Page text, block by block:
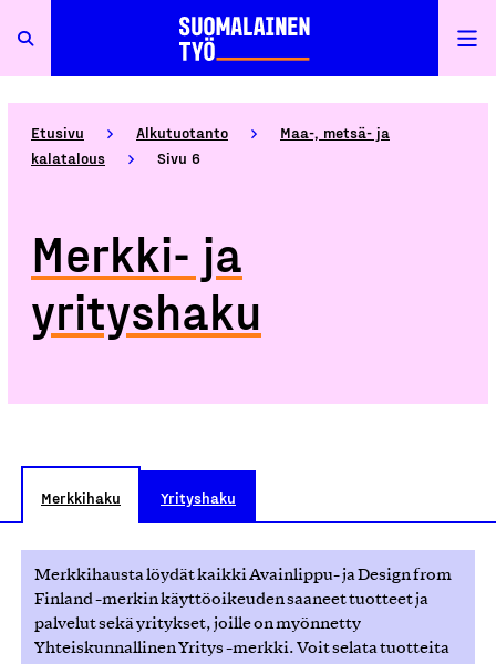
Etusivu Alkutuotanto
Maa-, metsä- ja
kalatalous
Sivu 6
Merkki- ja
yrityshaku
Merkkihaku Yrityshaku
Merkkihausta löydät kaikki Avainlippu- ja Design from
Finland -merkin käyttöoikeuden saaneet tuotteet ja
palvelut sekä yritykset, joille on myönnetty
Yhteiskunnallinen Yritys -merkki. Voit selata tuotteita